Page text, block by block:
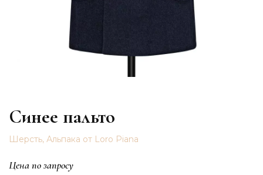
Синее пальто
Шерсть, Альпака от Loro Piana
Цена по запросу